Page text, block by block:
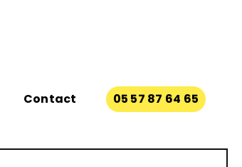
Contact 05 57 87 64 65